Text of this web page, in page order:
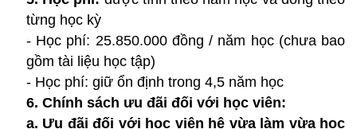
từng học kỳ
- Học phí: 25.850.000 đồng / năm học (chưa bao
gồm tài liệu học tập)
- Học phí: giữ ổn định trong 4,5 năm học
6. Chính sách ưu đãi đối với học viên:
a. Ưu đãi đối với học viên hệ vừa làm vừa học